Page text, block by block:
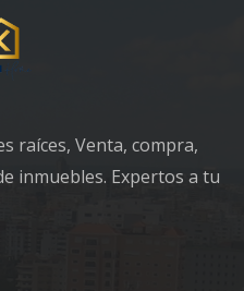
raíces, Venta, compra,
inmuebles. Expertos a tu